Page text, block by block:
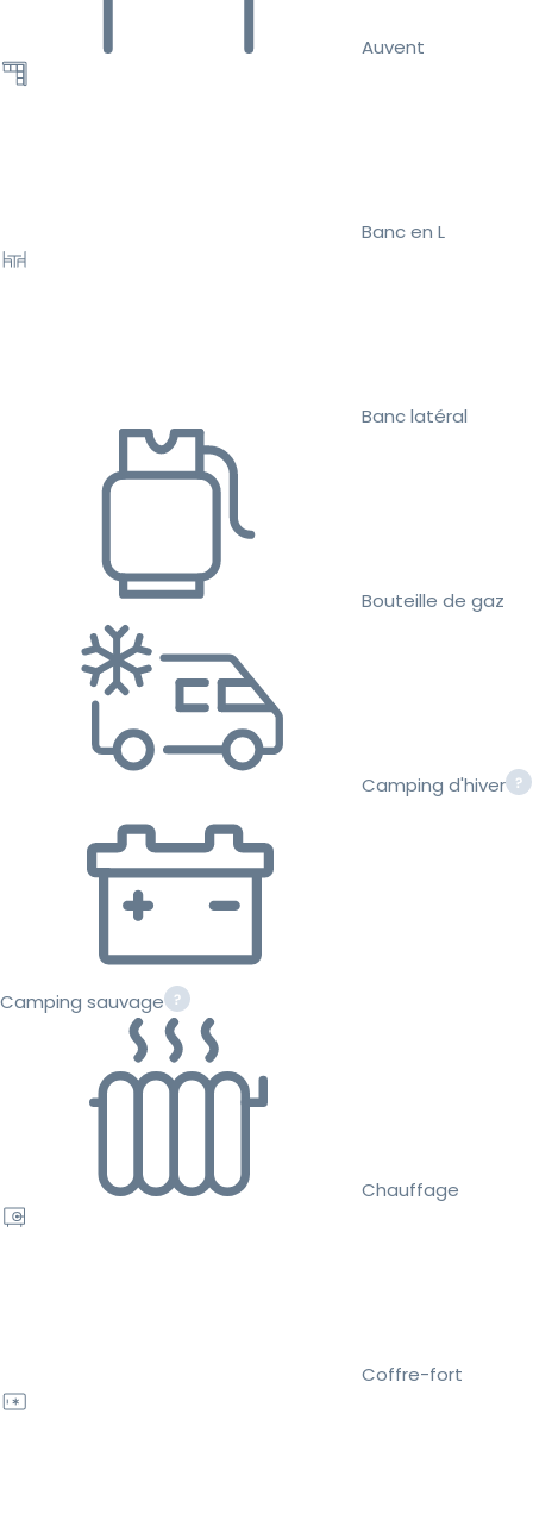
Auvent
Banc en L
Banc latéral
Bouteille de gaz
Camping d'hiver
Camping sauvage
Chauffage
Coffre-fort